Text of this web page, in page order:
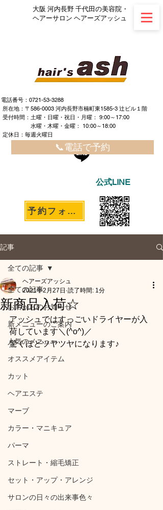
大阪 河内長野 千代田の美容院・
ヘアーサロン ヘアーズアッシュ
電話番号：0721-53-3288
所在地：〒586-0003 河内長野市楠町東1585-3 辻ビル１階
​ ​受付時間：土曜・日曜・祝日・月曜： 9:00～17:00
水曜・木曜・金曜： 10:00～18:00
定休日：毎週火曜日
📞電話で予約
公式LINE
予約フォームへ
記事
全ての記事
お店からのお知らせ
新メニューのご案内
人気のメニュー
オススメアイテム
カット
ヘアエステ
マーブ
カラー・マニキュア
パーマ
ストレート・縮毛矯正
セット・アップ・アレンジ
サロンの日々の出来事色々
全ての記事
新商品入荷☆
ヘアーズアッシュ
2021年2月27日 読了時間: 1分
アッシュではすっごいドライヤーが入
荷しています＼(^o^)／
驚くほどツヤツヤになります♪